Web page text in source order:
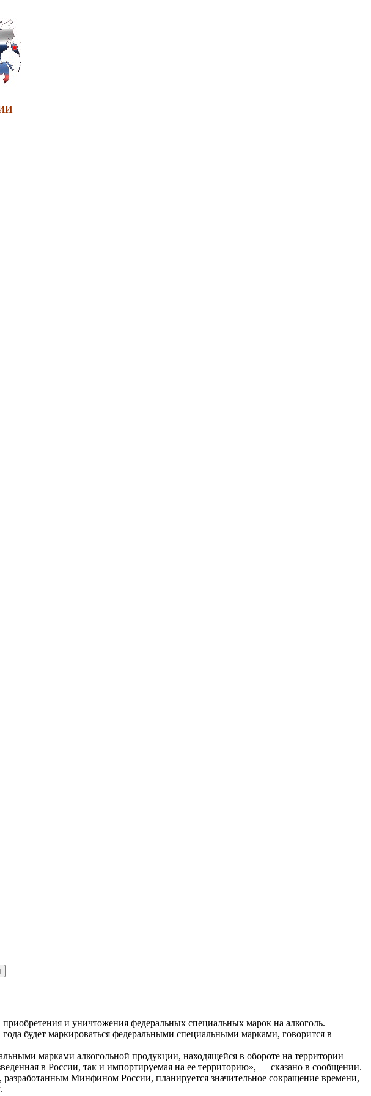
и уничтожения федеральных специальных марок на алкоголь.
будет маркироваться федеральными специальными марками, говорится в
марками алкогольной продукции, находящейся в обороте на территории
в России, так и импортируемая на ее территорию», — сказано в сообщении.
Минфином России, планируется значительное сокращение времени,